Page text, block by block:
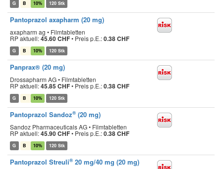
G B 10% 120 Stk
Pantoprazol axapharm (20 mg)
axapharm ag • Filmtabletten
RP aktuell:45.60 CHF• Preis p.E.:0.38 CHF
G B 10% 120 Stk
Panprax® (20 mg)
Drossapharm AG • Filmtabletten
RP aktuell:45.85 CHF• Preis p.E.:0.38 CHF
G B 10% 120 Stk
Pantoprazol Sandoz® (20 mg)
Sandoz Pharmaceuticals AG • Filmtabletten
RP aktuell:45.90 CHF• Preis p.E.:0.38 CHF
G B 10% 120 Stk
Pantoprazol Streuli® 20 mg/40 mg (20 mg)